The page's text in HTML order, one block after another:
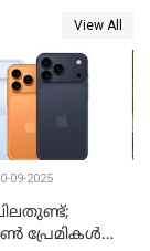
75
View All
09-2025
പ്രേമികൾക്ക്